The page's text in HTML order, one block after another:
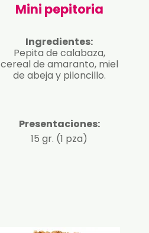
Mini pepitoria
Ingredientes:
Pepita de calabaza,
cereal de amaranto, miel
de abeja y piloncillo.
Presentaciones:
15 gr. (1 pza)​​